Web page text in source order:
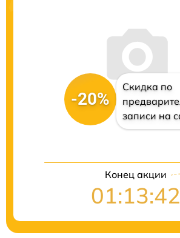
-20%
Скидка по
записи на
Конец акции
01:13:41